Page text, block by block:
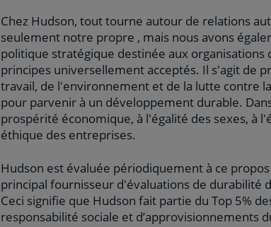
Chez Hudson, tout tourne autour de relations
seulement notre propre , mais nous avons
politique stratégique destinée aux
principes universellement acceptés. Il s'agit de
travail, de l'environnement et de la lutte contre
pour parvenir à un développement durable.
prospérité économique, à l'égalité des sexes, à
éthique des entreprises.
Hudson est évaluée périodiquement à ce
principal fournisseur d'évaluations de durabilité
Ceci signifie que Hudson fait partie du Top 5%
responsabilité sociale et d’approvisionnements